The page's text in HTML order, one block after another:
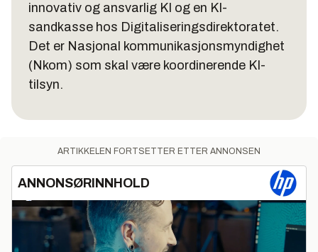
innovativ og ansvarlig KI og en KI-
sandkasse hos Digitaliseringsdirektoratet.
Det er Nasjonal kommunikasjonsmyndighet
(Nkom) som skal være koordinerende KI-
tilsyn.
ARTIKKELEN FORTSETTER ETTER ANNONSEN
ANNONSØRINNHOLD